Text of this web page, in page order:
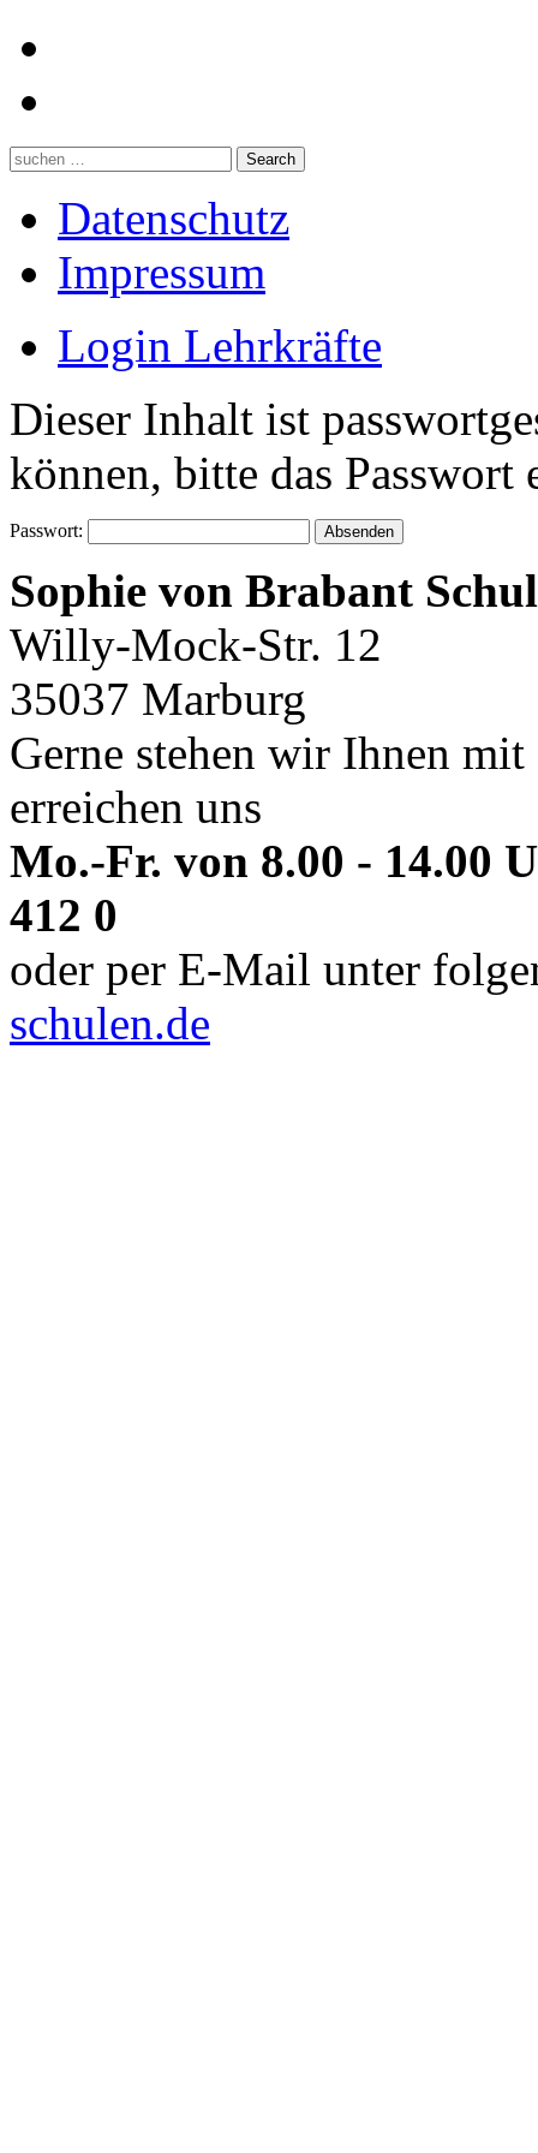
Datenschutz
Impressum
Login Lehrkräfte
Dieser Inhalt ist
können, bitte das Passwort
Passwort:
Sophie von Brabant
Willy-Mock-Str. 12
35037 Marburg
Gerne stehen wir Ihnen
erreichen uns
Mo.-Fr. von 8.00 - 14.00
412 0
oder per E-Mail unter
schulen.de